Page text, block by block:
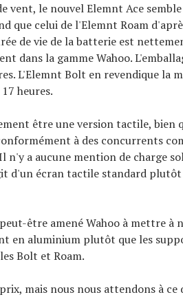
vent, le nouvel Elemnt Ace
que celui de l'Elemnt Roam
de vie de la batterie est
dans la gamme Wahoo.
L'Elemnt Bolt en revendique la
heures.
être une version tactile, bien
à des concurrents
n'y a aucune mention de charge
d'un écran tactile standard plutôt
être amené Wahoo à mettre à
en aluminium plutôt que les
Bolt et Roam.
mais nous nous attendons à